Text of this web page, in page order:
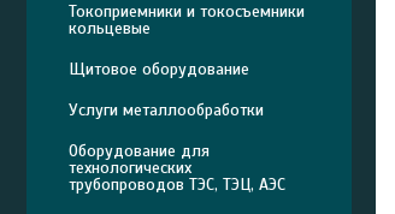
Токоприемники и токосъемники
кольцевые
Щитовое оборудование
Услуги металлообработки
Оборудование для
технологических
трубопроводов ТЭС, ТЭЦ, АЭС